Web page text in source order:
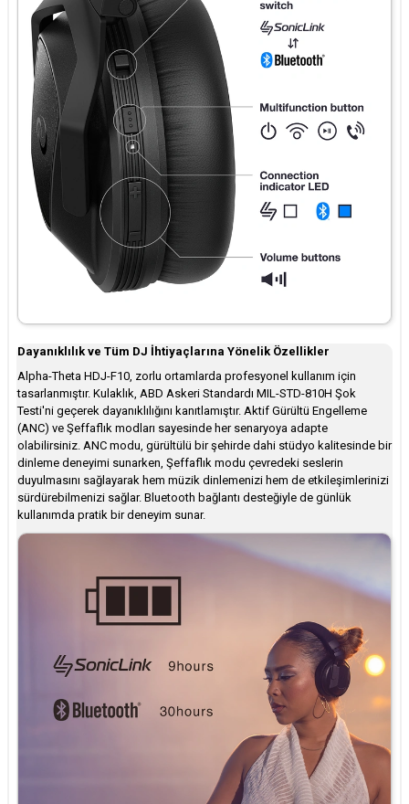
Dayanıklılık ve Tüm DJ İhtiyaçlarına Yönelik Özellikler
Alpha-Theta HDJ-F10, zorlu ortamlarda profesyonel kullanım için
tasarlanmıştır. Kulaklık, ABD Askeri Standardı MIL-STD-810H Şok
Testi'ni geçerek dayanıklılığını kanıtlamıştır. Aktif Gürültü Engelleme
(ANC) ve Şeffaflık modları sayesinde her senaryoya adapte
olabilirsiniz. ANC modu, gürültülü bir şehirde dahi stüdyo kalitesinde bir
dinleme deneyimi sunarken, Şeffaflık modu çevredeki seslerin
duyulmasını sağlayarak hem müzik dinlemenizi hem de etkileşimlerinizi
sürdürebilmenizi sağlar. Bluetooth bağlantı desteğiyle de günlük
kullanımda pratik bir deneyim sunar.